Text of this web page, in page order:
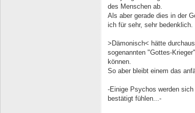
des Menschen ab.
Als aber gerade dies in der
ich für sehr, sehr bedenklich.
>Dämonisch< hätte
sogenannten "Gottes-
können.
So aber bleibt einem das
-Einige Psychos werden
bestätigt fühlen...-